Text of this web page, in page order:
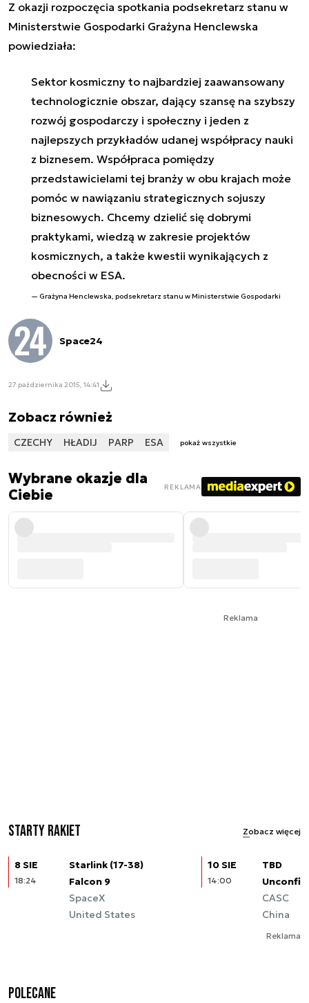
Z okazji rozpoczęcia spotkania podsekretarz stanu w
Ministerstwie Gospodarki Grażyna Henclewska
powiedziała:
Sektor kosmiczny to najbardziej zaawansowany
technologicznie obszar, dający szansę na szybszy
rozwój gospodarczy i społeczny i jeden z
najlepszych przykładów udanej współpracy nauki
z biznesem. Współpraca pomiędzy
przedstawicielami tej branży w obu krajach może
pomóc w nawiązaniu strategicznych sojuszy
biznesowych. Chcemy dzielić się dobrymi
praktykami, wiedzą w zakresie projektów
kosmicznych, a także kwestii wynikających z
obecności w ESA.
Grażyna Henclewska, podsekretarz stanu w Ministerstwie Gospodarki
Space24
27 października 2015, 14:41
Zobacz również
CZECHY HŁADIJ PARP ESA pokaż wszystkie
Wybrane okazje dla
Ciebie
REKLAMA
Reklama
Starty rakiet Zobacz więcej
8 SIE
18:24
Starlink (17-38)
Falcon 9
SpaceX
United States
10 SIE
14:00
TBD
CASC
China
Reklama
Polecane